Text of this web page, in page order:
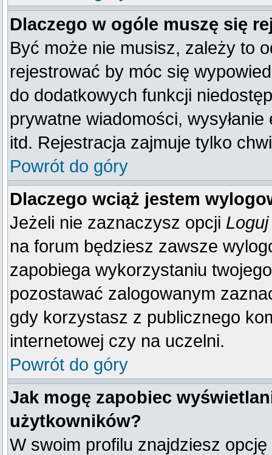
Dlaczego w ogóle muszę się
Być może nie musisz, zależy to
rejestrować by móc się
do dodatkowych funkcji
prywatne wiadomości,
itd. Rejestracja zajmuje tylko
Powrót do góry
Dlaczego wciąż jestem
Jeżeli nie zaznaczysz opcji
na forum będziesz zawsze
zapobiega wykorzystaniu
pozostawać zalogowanym
gdy korzystasz z publicznego
internetowej czy na uczelni.
Powrót do góry
Jak mogę zapobiec
użytkowników?
W swoim profilu znajdziesz opcję